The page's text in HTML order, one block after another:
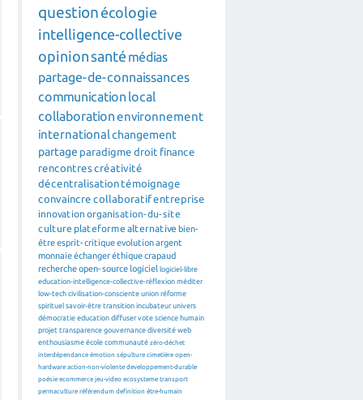
question écologie
intelligence-collective
opinion santé médias
partage-de-connaissances
communication local
collaborationenvironnement
internationalchangement
partage paradigme droit finance
rencontrescréativité
décentralisation témoignage
convaincre collaboratifentreprise
innovation organisation-du-site
culture plateforme alternative bien-
êtreesprit-critiqueevolutionargent
monnaieéchangeréthiquecrapaud
rechercheopen-source logiciel logiciel-libre
education-intelligence-collective-réflexion méditer
low-tech civilisation-consciente union réforme
spirituel savoir-être transition incubateur univers
démocratie education diffuser vote science humain
projet transparence gouvernance diversité web
enthousiasme école communauté zéro-déchet
interdépendance émotion sépulture cimetière open-
hardware action-non-violente developpement-durable
poésie ecommerce jeu-video ecosysteme transport
permaculture référendum definition être-humain